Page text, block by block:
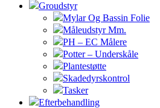
Groudstyr
Mylar Og Bassin Folie
Måleudstyr Mm.
PH – EC Målere
Potter – Underskåle
Plantestøtte
Skadedyrskontrol
Tasker
Efterbehandling